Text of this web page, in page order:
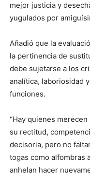
mejor justicia y
yugulados por
Añadió que la
la pertinencia de
debe sujetarse a los
analítica, laboriosidad
funciones.
“Hay quienes
su rectitud,
decisoria, pero no
togas como alfombras
anhelan hacer